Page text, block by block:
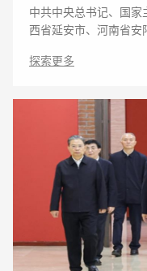
斗
中共中央总书记、国
西省延安市、河南省安
贯彻党的二十大精神，
探索更多